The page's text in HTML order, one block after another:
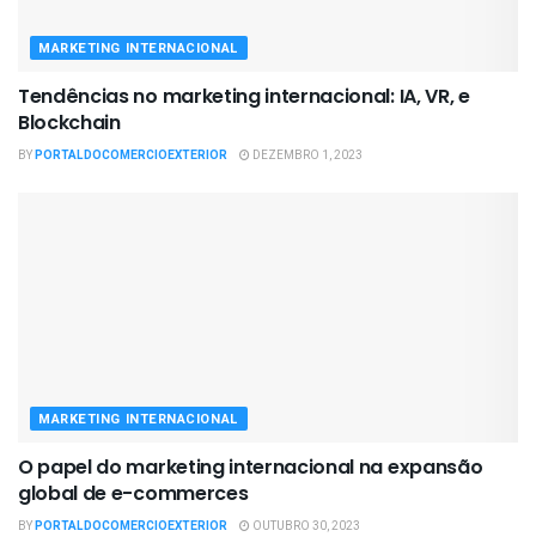
MARKETING INTERNACIONAL
Tendências no marketing internacional: IA, VR, e
Blockchain
BYPORTALDOCOMERCIOEXTERIOR DEZEMBRO 1, 2023
MARKETING INTERNACIONAL
O papel do marketing internacional na expansão
global de e-commerces
BYPORTALDOCOMERCIOEXTERIOR OUTUBRO 30, 2023